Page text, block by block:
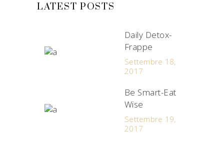
LATEST POSTS
Daily Detox-
Frappe
Settembre 18,
2017
Be Smart-Eat
Wise
Settembre 19,
2017